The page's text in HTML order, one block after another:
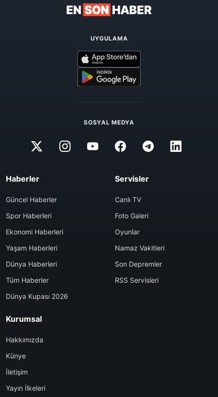
UYGULAMA
SOSYAL MEDYA
Haberler
Güncel Haberler
Spor Haberleri
Ekonomi Haberleri
Yaşam Haberleri
Dünya Haberleri
Tüm Haberler
Dünya Kupası 2026
Servisler
Canlı TV
Foto Galeri
Oyunlar
Namaz Vakitleri
Son Depremler
RSS Servisleri
Kurumsal
Hakkımızda
Künye
İletişim
Yayın İlkeleri